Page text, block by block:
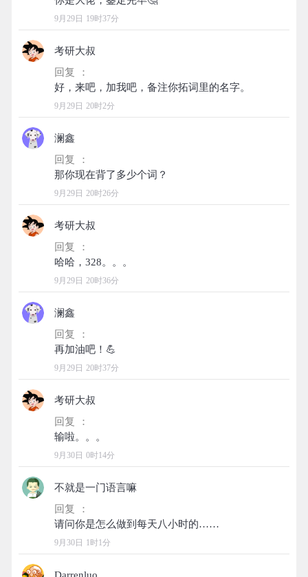
9月29日 19时37分
考研大叔
回复 ：
9月29日 20时2分
澜鑫
回复 ：
9月29日 20时26分
考研大叔
回复 ：
9月29日 20时36分
澜鑫
回复 ：
9月29日 20时37分
考研大叔
回复 ：
9月30日 0时14分
不就是一门语言嘛
回复 ：
9月30日 1时1分